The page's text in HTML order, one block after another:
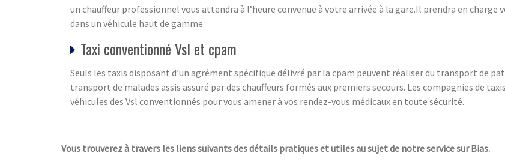
un chauffeur professionnel vous attendra à l’heure convenue à votre arrivée à la gare.Il prendra en charge
dans un véhicule haut de gamme.
Taxi conventionné Vsl et cpam
Seuls les taxis disposant d’un agrément spécifique délivré par la cpam peuvent réaliser du transport de
transport de malades assis assuré par des chauffeurs formés aux premiers secours. Les compagnies de
véhicules des Vsl conventionnés pour vous amener à vos rendez-vous médicaux en toute sécurité.
Vous trouverez à travers les liens suivants des détails pratiques et utiles au sujet de notre service sur Bias.